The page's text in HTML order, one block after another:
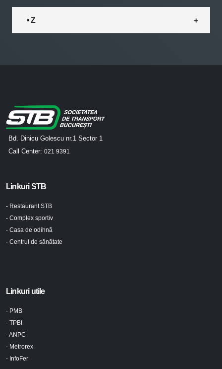
• Z
Bd. Dinicu Golescu nr.1 Sector 1
Call Center: 021 9391
Linkuri STB
- Restaurant STB
- Complex sportiv
- Casa de odihnă
- Centrul de sănătate
Linkuri utile
- PMB
- TPBI
- ANPC
- Metrorex
- InfoFer